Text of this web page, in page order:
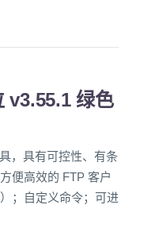
v3.55.1 绿色
，具有可控性、有条
便高效的 FTP 客户
；自定义命令；可进